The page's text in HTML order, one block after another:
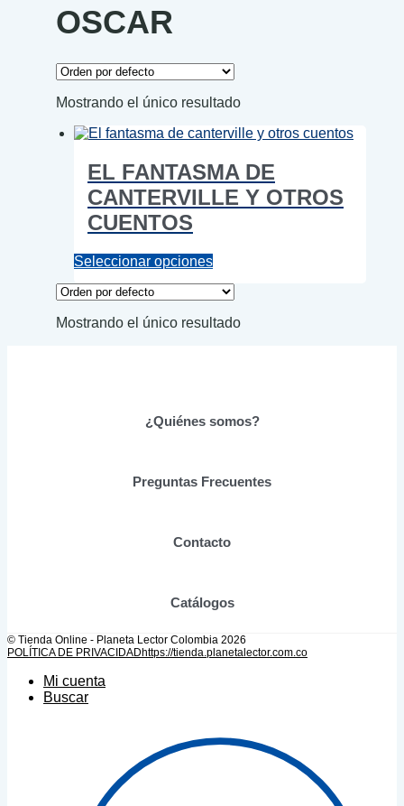
OSCAR
Mostrando el único resultado
EL FANTASMA DE
CANTERVILLE Y OTROS
CUENTOS
Seleccionar opcionesEste
tiene
variantes.
en
producto
Mostrando el único resultado
¿Quiénes somos?
Preguntas Frecuentes
Contacto
Catálogos
© Tienda Online - Planeta Lector Colombia 2026
POLÍTICA DE PRIVACIDADhttps://tienda.planetalector.com.co
Mi cuenta
Buscar